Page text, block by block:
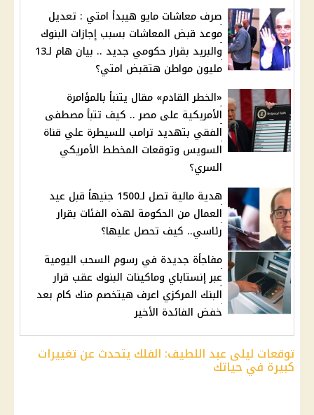
صرف معاشات مايو هيبدأ امتي : تعديل
موعد قبض المعاشات بسبب إجازات البنوك
والبريد بقرار حكومي جديد .. بيان هام لـ13
مليون مواطن هتقبض امتي؟
«الخطر القادم» مقال يتنبأ بالمؤامرة
الأمريكية على مصر .. كيف تتبأ مصطفى
الفقي بتهديد ترامب للسيطرة علي قناة
السويس وتوقعات المخطط الأمريكي
السري؟
هدية مالية تصل لـ1500 جنيهاً قبل عيد
العمال من الحكومة لهذه الفئات بقرار
رئاسي.. كيف تحصل عليها؟
مفاجأة جديدة في رسوم السحب اليومية
عبر إنستاباي وماكينات البنوك عقب قرار
البنك المركزي اعرف هيتخصم منك كام بعد
خفض الفائدة الأخير
توقعات ليلى عبد اللطيف: الفلك يتحدث عن تغييرات
كبيرة في حياتك